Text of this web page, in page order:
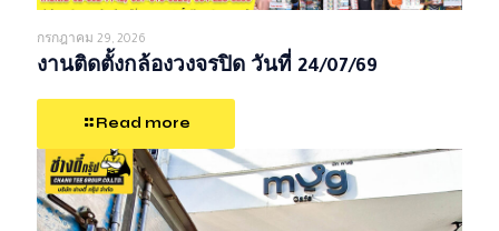
กรกฎาคม 29, 2026
งานติดตั้งกล้องวงจรปิด วันที่ 24/07/69
Read more